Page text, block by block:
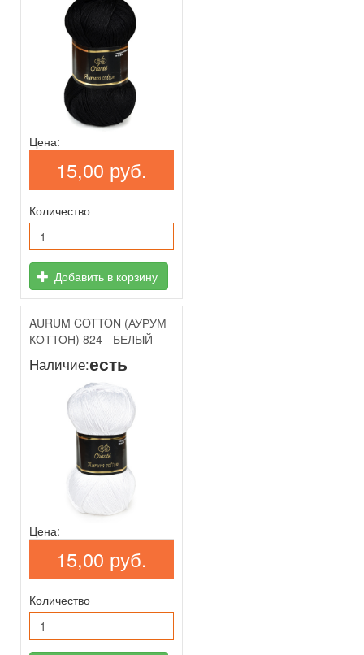
Цена:
15,00 руб.
Количество
Добавить в корзину
AURUM COTTON (АУРУМ
КОТТОН) 824 - БЕЛЫЙ
Наличие:есть
Цена:
15,00 руб.
Количество